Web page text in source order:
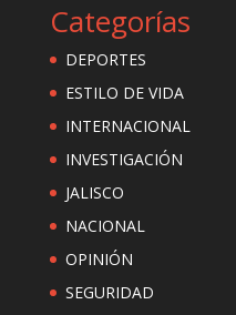
Categorías
DEPORTES
ESTILO DE VIDA
INTERNACIONAL
INVESTIGACIÓN
JALISCO
NACIONAL
OPINIÓN
SEGURIDAD